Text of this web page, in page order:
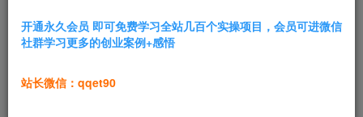
项目前言
关于搭子交友这个项目我相信即使是小白也多少了解一点，
视频号，发布图文/视频，引流这些有搭子需求的人，然后用
开通永久会员 即可免费学习全站几百个实操项目，会员可进微信
社群学习更多的创业案例+感悟
站长微信：qqet90